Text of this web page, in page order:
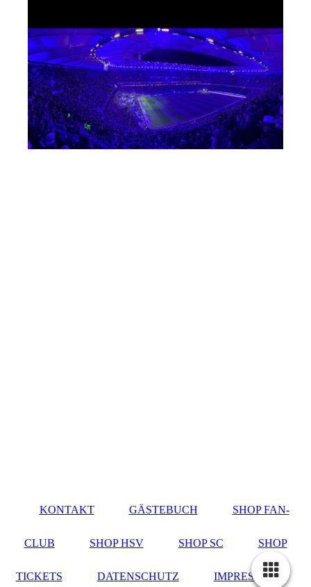
KONTAKT GÄSTEBUCH SHOP FAN-
CLUB SHOP HSV SHOP SC SHOP
TICKETS DATENSCHUTZ IMPRESSUM